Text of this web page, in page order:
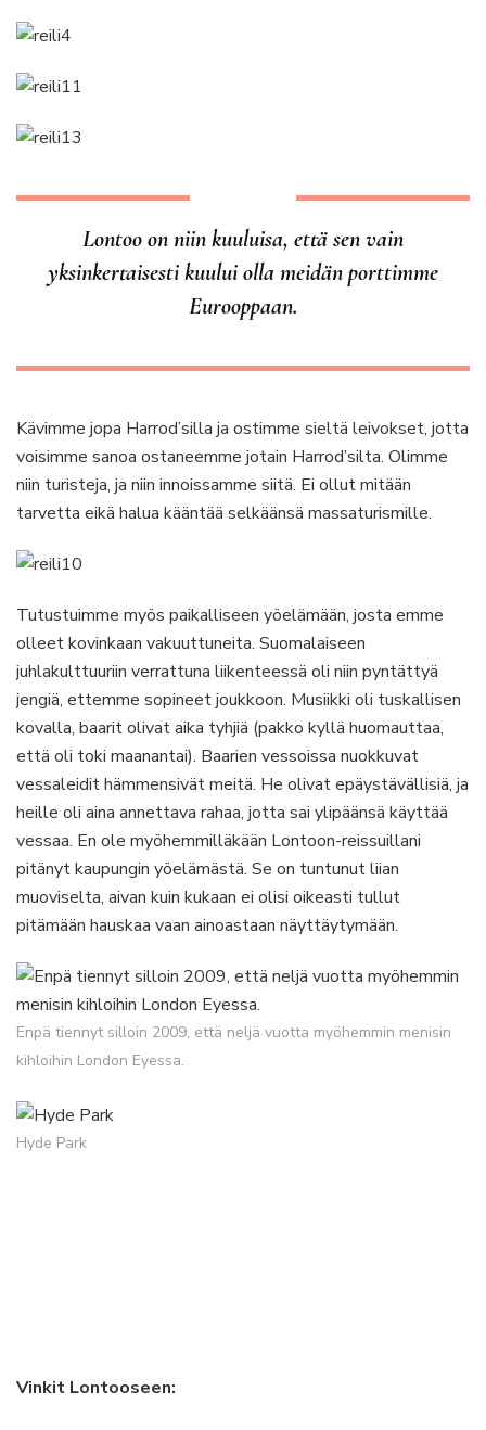
Lontoo on niin kuuluisa, että sen vain
yksinkertaisesti kuului olla meidän porttimme
Eurooppaan.
Kävimme jopa Harrod’silla ja ostimme sieltä leivokset, jotta
voisimme sanoa ostaneemme jotain Harrod’silta. Olimme
niin turisteja, ja niin innoissamme siitä. Ei ollut mitään
tarvetta eikä halua kääntää selkäänsä massaturismille.
Tutustuimme myös paikalliseen yöelämään, josta emme
olleet kovinkaan vakuuttuneita. Suomalaiseen
juhlakulttuuriin verrattuna liikenteessä oli niin pyntättyä
jengiä, ettemme sopineet joukkoon. Musiikki oli tuskallisen
kovalla, baarit olivat aika tyhjiä (pakko kyllä huomauttaa,
että oli toki maanantai). Baarien vessoissa nuokkuvat
vessaleidit hämmensivät meitä. He olivat epäystävällisiä, ja
heille oli aina annettava rahaa, jotta sai ylipäänsä käyttää
vessaa. En ole myöhemmilläkään Lontoon-reissuillani
pitänyt kaupungin yöelämästä. Se on tuntunut liian
muoviselta, aivan kuin kukaan ei olisi oikeasti tullut
pitämään hauskaa vaan ainoastaan näyttäytymään.
Enpä tiennyt silloin 2009, että neljä vuotta myöhemmin menisin
kihloihin London Eyessa.
Hyde Park
Vinkit Lontooseen: